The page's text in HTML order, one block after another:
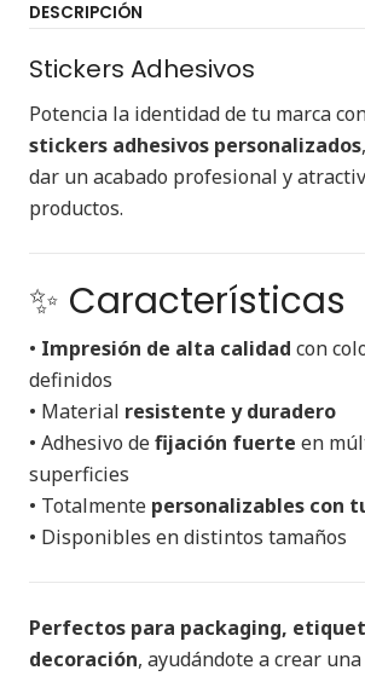
DESCRIPCIÓN
Stickers Adhesivos
Potencia la identidad de tu marca
stickers adhesivos personalizados
dar un acabado profesional y
productos.
✨ Características
• Impresión de alta calidad con
definidos
• Material resistente y duradero
• Adhesivo defijación fuerte en
superficies
• Totalmente personalizables con
• Disponibles en distintos tamaños
Perfectos para packaging,
decoración, ayudándote a crear